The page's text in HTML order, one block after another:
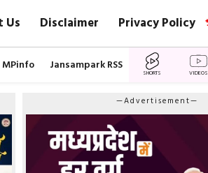
Us Disclaimer Privacy Policy
MPinfo Jansampark RSS
SHORTS VIDEOS
—Advertisement—